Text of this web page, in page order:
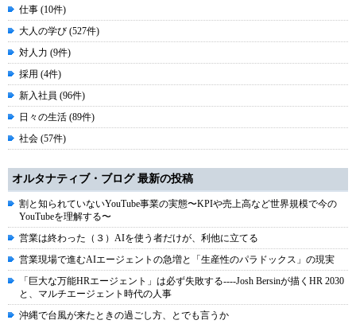
仕事 (10件)
大人の学び (527件)
対人力 (9件)
採用 (4件)
新入社員 (96件)
日々の生活 (89件)
社会 (57件)
オルタナティブ・ブログ 最新の投稿
割と知られていないYouTube事業の実態〜KPIや売上高など世界規模で今の
YouTubeを理解する〜
営業は終わった（３）AIを使う者だけが、利他に立てる
営業現場で進むAIエージェントの急増と「生産性のパラドックス」の現実
「巨大な万能HRエージェント」は必ず失敗する----Josh Bersinが描くHR 2030
と、マルチエージェント時代の人事
沖縄で台風が来たときの過ごし方、とでも言うか